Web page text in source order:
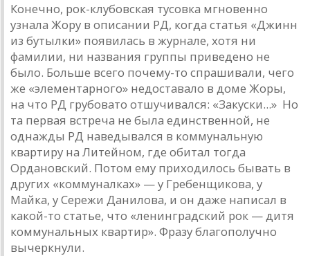
Конечно, рок-клубовская тусовка мгновенно
узнала Жору в описании РД, когда статья «Джинн
из бутылки» появилась в журнале, хотя ни
фамилии, ни названия группы приведено не
было. Больше всего почему-то спрашивали, чего
же «элементарного» недоставало в доме Жоры,
на что РД грубовато отшучивался: «Закуски...» Но
та первая встреча не была единственной, не
однажды РД наведывался в коммунальную
квартиру на Литейном, где обитал тогда
Ордановский. Потом ему приходилось бывать в
других «коммуналках» — у Гребенщикова, у
Майка, у Сережи Данилова, и он даже написал в
какой-то статье, что «ленинградский рок — дитя
коммунальных квартир». Фразу благополучно
вычеркнули.